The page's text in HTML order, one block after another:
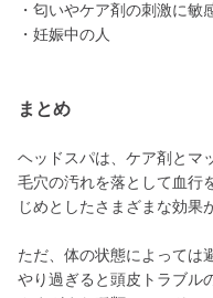
・匂いやケア剤の刺激に敏
・妊娠中の人
まとめ
ヘッドスパは、ケア剤とマ
毛穴の汚れを落として血行
じめとしたさまざまな効果
ただ、体の状態によっては
やり過ぎると頭皮トラブル